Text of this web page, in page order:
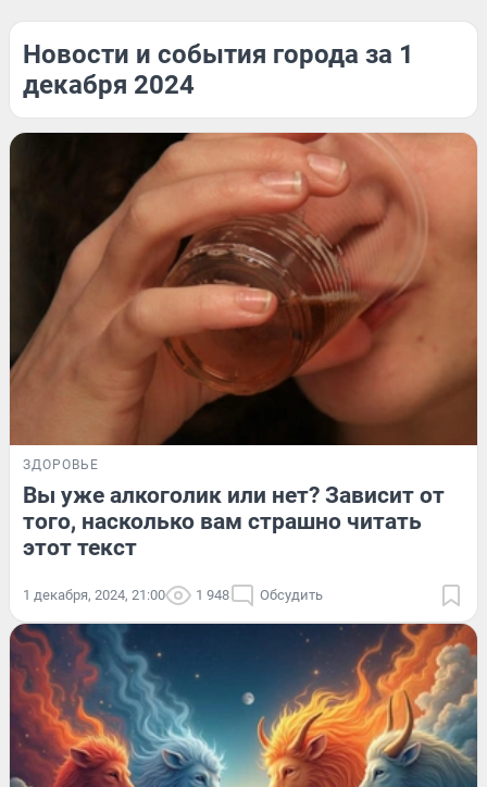
Новости и события города за 1
декабря 2024
ЗДОРОВЬЕ
Вы уже алкоголик или нет? Зависит от
того, насколько вам страшно читать
этот текст
1 декабря, 2024, 21:00 1 948 Обсудить